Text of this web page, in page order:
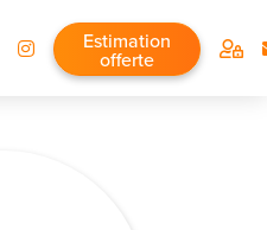
Estimation
offerte